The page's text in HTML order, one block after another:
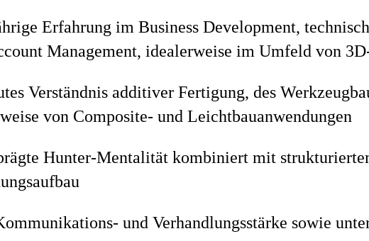
Erfahrung im Business Development,
Management, idealerweise im Umfeld von
Verständnis additiver Fertigung, des
von Composite- und Leichtbauanwendungen
Hunter-Mentalität kombiniert mit
und Verhandlungsstärke sowie